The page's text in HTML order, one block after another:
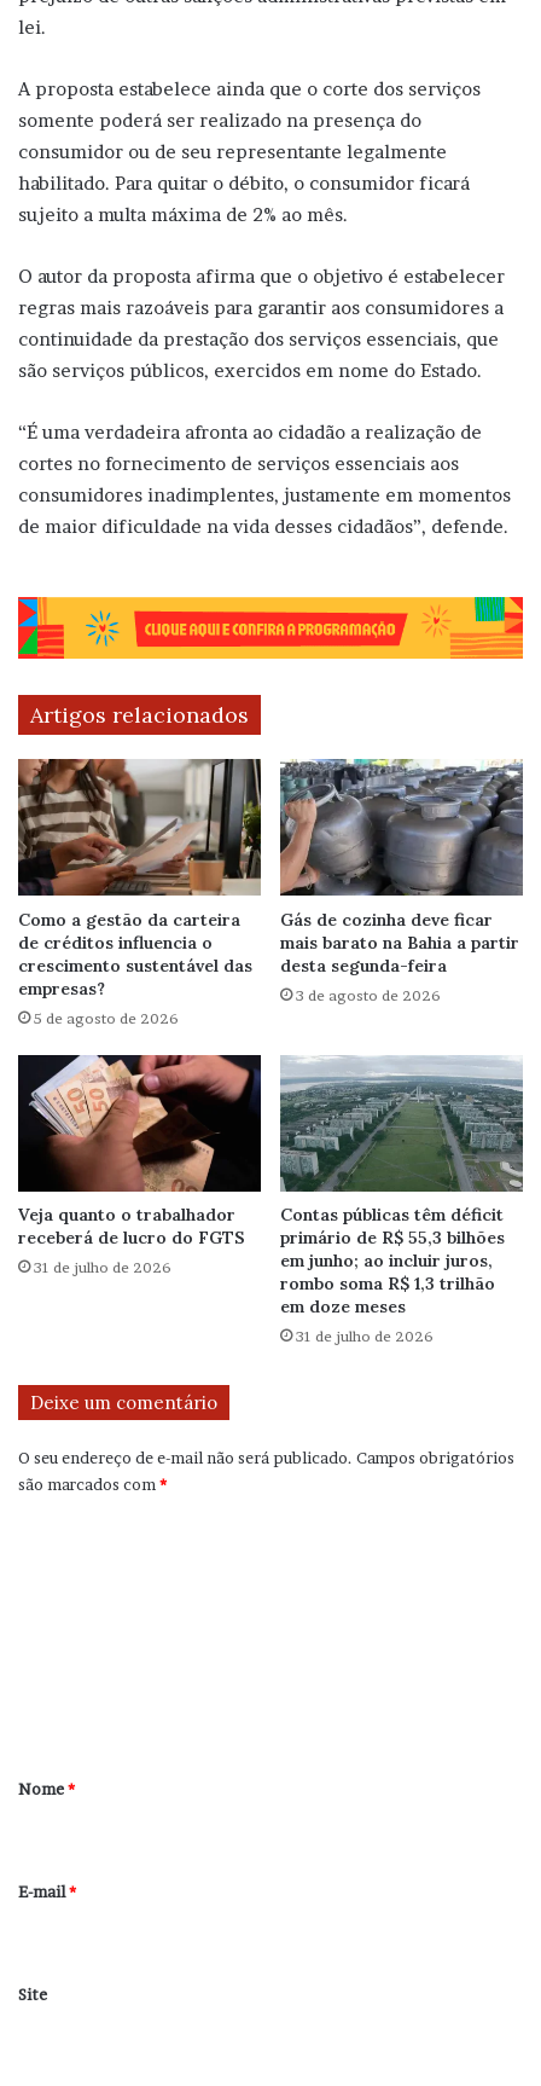
lei.
A proposta estabelece ainda que o corte dos serviços
somente poderá ser realizado na presença do
consumidor ou de seu representante legalmente
habilitado. Para quitar o débito, o consumidor ficará
sujeito a multa máxima de 2% ao mês.
O autor da proposta afirma que o objetivo é estabelecer
regras mais razoáveis para garantir aos consumidores a
continuidade da prestação dos serviços essenciais, que
são serviços públicos, exercidos em nome do Estado.
“É uma verdadeira afronta ao cidadão a realização de
cortes no fornecimento de serviços essenciais aos
consumidores inadimplentes, justamente em momentos
de maior dificuldade na vida desses cidadãos”, defende.
Artigos relacionados
Como a gestão da carteira
de créditos influencia o
crescimento sustentável das
empresas?
5 de agosto de 2026
Gás de cozinha deve ficar
mais barato na Bahia a partir
desta segunda-feira
3 de agosto de 2026
Veja quanto o trabalhador
receberá de lucro do FGTS
31 de julho de 2026
Contas públicas têm déficit
primário de R$ 55,3 bilhões
em junho; ao incluir juros,
rombo soma R$ 1,3 trilhão
em doze meses
31 de julho de 2026
Deixe um comentário
O seu endereço de e-mail não será publicado. Campos obrigatórios
são marcados com*
r
*
Nome*
E-mail*
Site